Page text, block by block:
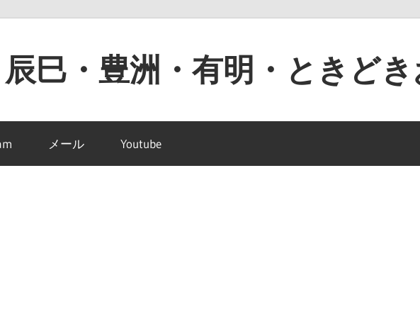
巳・豊洲・有明・ときどき
メール Youtube